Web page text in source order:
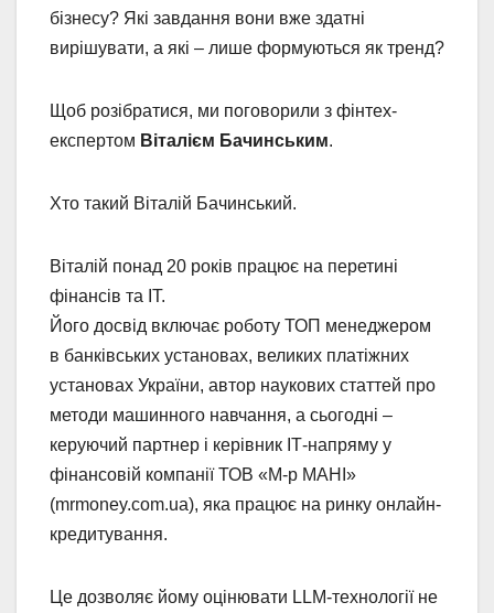
бізнесу? Які завдання вони вже здатні
вирішувати, а які – лише формуються як тренд?
Щоб розібратися, ми поговорили з фінтех-
експертом Віталієм Бачинським.
Хто такий Віталій Бачинський.
Віталій понад 20 років працює на перетині
фінансів та ІТ.
Його досвід включає роботу ТОП менеджером
в банківських установах, великих платіжних
установах України, автор наукових статтей про
методи машинного навчання, а сьогодні –
керуючий партнер і керівник ІТ-напряму у
фінансовій компанії ТОВ «М-р МАНІ»
(mrmoney.com.ua), яка працює на ринку онлайн-
кредитування.
Це дозволяє йому оцінювати LLM-технології не